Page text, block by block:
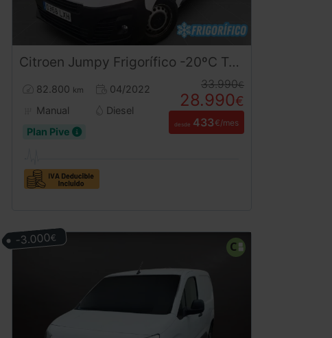
Citroen Jumpy Frigorífico -20ºC Talla M | Equipo de Frío Nuevo a Estrenar | Desde 433€/mes
82.800 km
04/2022
Manual
Diesel
Plan Pive
33.990€
28.990€
desde 433€/mes
-3.000€